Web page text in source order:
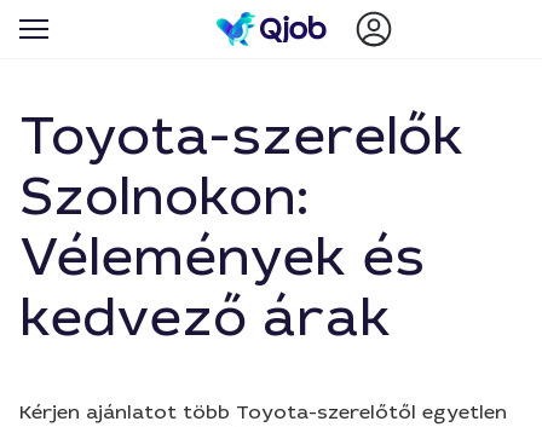
Toyota-szerelők
Szolnokon:
Vélemények és
kedvező árak
Kérjen ajánlatot több Toyota-szerelőtől egyetlen